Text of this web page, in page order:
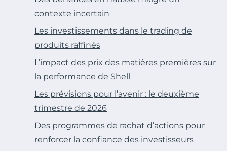
contexte incertain
Les investissements dans le trading de
produits raffinés
L’impact des prix des matières premières sur
la performance de Shell
Les prévisions pour l’avenir : le deuxième
trimestre de 2026
Des programmes de rachat d’actions pour
renforcer la confiance des investisseurs